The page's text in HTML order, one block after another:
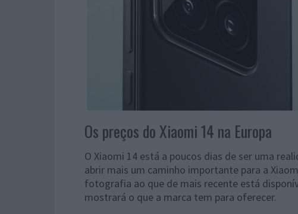
Os preços do Xiaomi 14 na Europa
O Xiaomi 14 está a poucos dias de ser uma
abrir mais um caminho importante para a
fotografia ao que de mais recente está
mostrará o que a marca tem para oferecer.